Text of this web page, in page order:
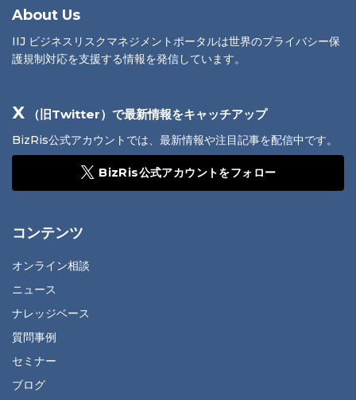
About Us
IIJ ビジネスリスクマネジメントポータルは世界のプライバシー保
護規制対応を支援する情報を発信しています。
X （旧Twitter）で最新情報をキャッチアップ
BizRis公式アカウントでは、最新情報や注目記事を配信中です。
BizRis公式アカウントをフォロー
コンテンツ
オンライン相談
ニュース
ナレッジベース
質問事例
セミナー
ブログ